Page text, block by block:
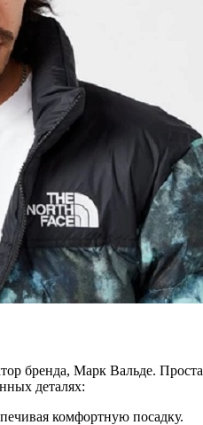
бренда, Марк Вальде.
деталях:
комфортную посадку.